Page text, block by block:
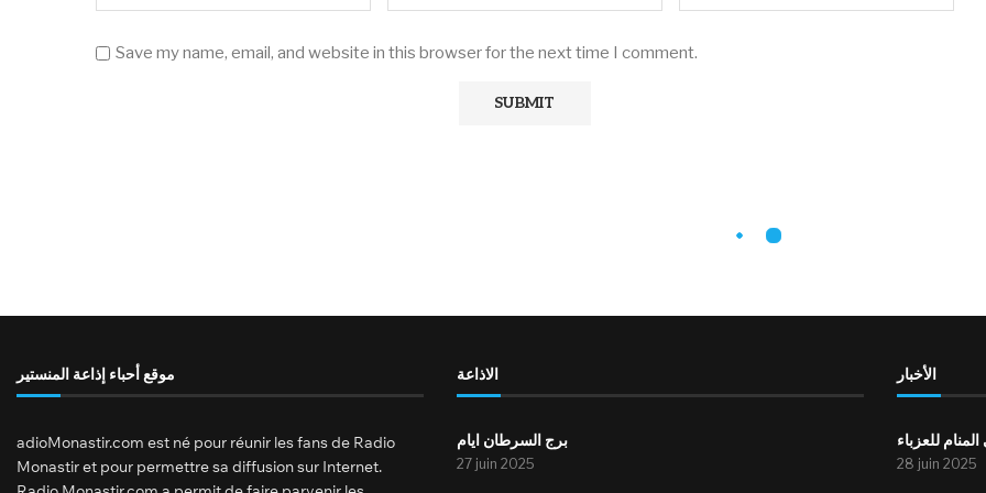
Save my name, email, and website in this browser for the next time I comment.
موقع أحباء إذاعة المنستير
adioMonastir.com est né pour réunir les fans de Radio
Monastir et pour permettre sa diffusion sur Internet.
الاذاعة
برج السرطان ايام
27 juin 2025
الأخبار
للعزباء
28 juin 2025